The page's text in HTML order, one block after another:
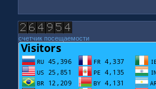
счетчик посещаемости